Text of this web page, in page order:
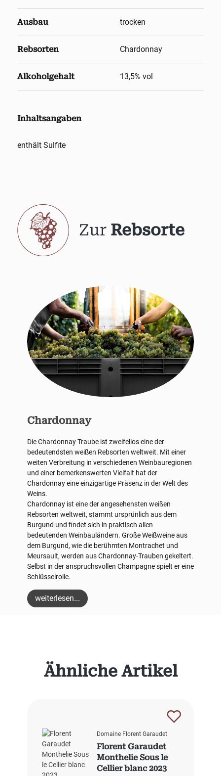
Produktgalerie überspringen
Ähnliche Artikel
Domaine Florent Garaudet
Florent Garaudet
Monthelie Sous le
Cellier blanc 2023
Ausbau trocken
Rebsorten Chardonnay
Alkoholgehalt 13,5% vol
Inhaltsangaben
enthält Sulfite
Zur Rebsorte
Chardonnay
Die Chardonnay Traube ist zweifellos eine der
bedeutendsten weißen Rebsorten weltweit. Mit einer
weiten Verbreitung in verschiedenen Weinbauregionen
und einer bemerkenswerten Vielfalt hat der
Chardonnay eine einzigartige Präsenz in der Welt des
Weins.
Chardonnay ist eine der angesehensten weißen
Rebsorten weltweit, stammt ursprünlich aus dem
Burgund und findet sich in praktisch allen
bedeutenden Weinbauländern. Große Weißweine aus
dem Burgund, wie die berühmten Montrachet und
Meursault, werden aus Chardonnay-Trauben gekeltert.
Selbst in der anspruchsvollen Champagne spielt er eine
Schlüsselrolle.
weiterlesen...